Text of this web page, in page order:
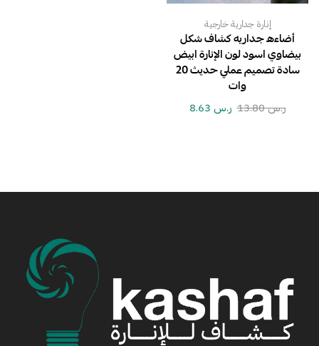
إنارة جدارية خارجية
أضاءه جداريه كشاف شكل
بيضاوي اسود لون الإنارة ابيض
سادة تصميم عملي حديث 20
وات
ر.س13.80 ر.س